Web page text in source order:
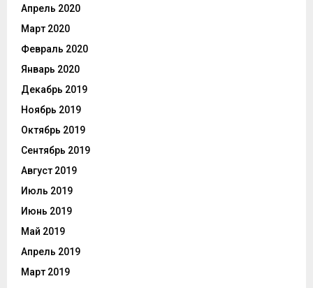
Апрель 2020
Март 2020
Февраль 2020
Январь 2020
Декабрь 2019
Ноябрь 2019
Октябрь 2019
Сентябрь 2019
Август 2019
Июль 2019
Июнь 2019
Май 2019
Апрель 2019
Март 2019